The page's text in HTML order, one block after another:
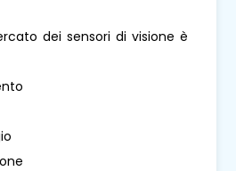
dei sensori di visione è